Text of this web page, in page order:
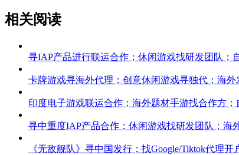
相关阅读
寻IAP产品进行联运合作；休闲游戏找研发团队；
卡牌游戏寻海外代理；创意休闲游戏寻独代；海
印度电子游戏联运合作；海外题材手游找合作方
寻中重度IAP产品合作；休闲游戏找研发团队；海
《无敌舰队》寻中国发行；找Google/Tiktok代理